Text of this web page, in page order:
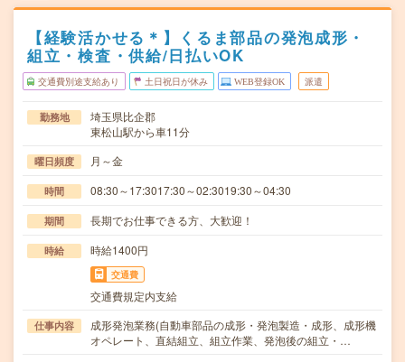
【経験活かせる＊】くるま部品の発泡成形・
組立・検査・供給/日払いOK
交通費別途支給あり 土日祝日が休み WEB登録OK 派遣
勤務地
埼玉県比企郡
東松山駅から車11分
曜日頻度 月～金
時間 08:30～17:3017:30～02:3019:30～04:30
期間 長期でお仕事できる方、大歓迎！
時給 時給1400円
交通費
交通費規定内支給
仕事内容
成形発泡業務(自動車部品の成形・発泡製造・成形、成形機
オペレート、直結組立、組立作業、発泡後の組立・…